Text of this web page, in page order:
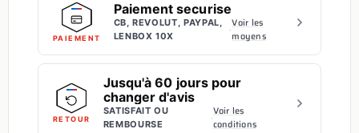
PAIEMENT
Paiement securise
CB, REVOLUT, PAYPAL,
LENBOX 10X
·Voir les
moyens
RETOUR
Jusqu'à 60 jours pour
changer d'avis
SATISFAIT OU
REMBOURSE
·Voir les
conditions